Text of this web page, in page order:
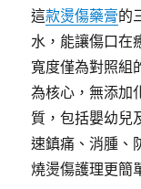
這款燙傷藥膏的
水，能讓傷口在
寬度僅為對照組
為核心，無添加
質，包括嬰幼兒
速鎮痛、消腫、
燒燙傷護理更簡